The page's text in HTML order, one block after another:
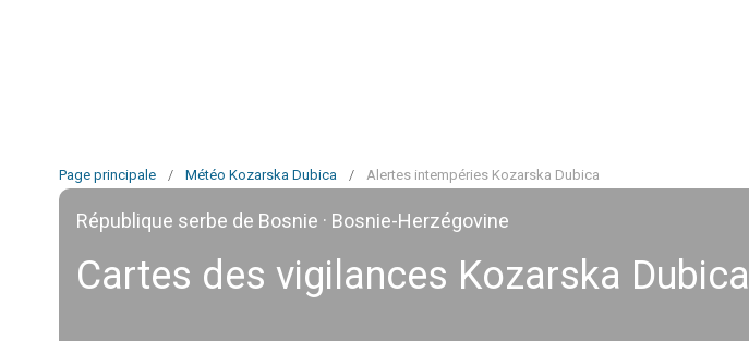
Page principale / Météo Kozarska Dubica / Alertes intempéries Kozarska Dubica
République serbe de Bosnie · Bosnie-Herzégovine
Cartes des vigilances Kozarska Dubica